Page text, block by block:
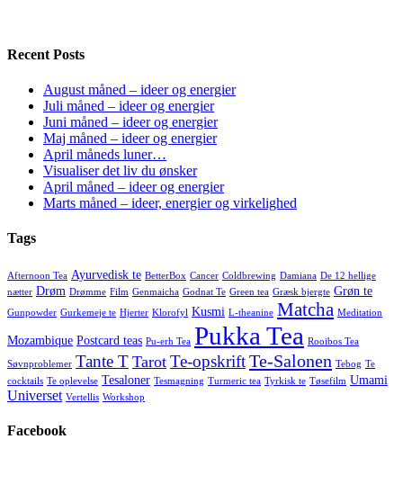
Recent Posts
August måned – ideer og energier
Juli måned – ideer og energier
Juni måned – ideer og energier
Maj måned – ideer og energier
April måneds luner…
Visualiser det liv du ønsker
April måned – ideer og energier
Marts måned – ideer, energier og virkelighed
Tags
Afternoon Tea Ayurvedisk te BetterBox Cancer Coldbrewing Damiana De 12 hellige
nætter Drøm Drømme Film Genmaicha Godnat Te Green tea Græsk bjergte Grøn te
Gunpowder Gurkemeje te Hjerter Klorofyl Kusmi L-theanine Matcha Meditation
Mozambique Postcard teas Pu-erh Tea Pukka Tea Rooibos Tea
Søvnproblemer Tante T Tarot Te-opskriftTe-Salonen Tebog Te
cocktails Te oplevelse Tesaloner Tesmagning Turmeric tea Tyrkisk te Tøsefilm Umami
Universet Vertellis Workshop
Facebook